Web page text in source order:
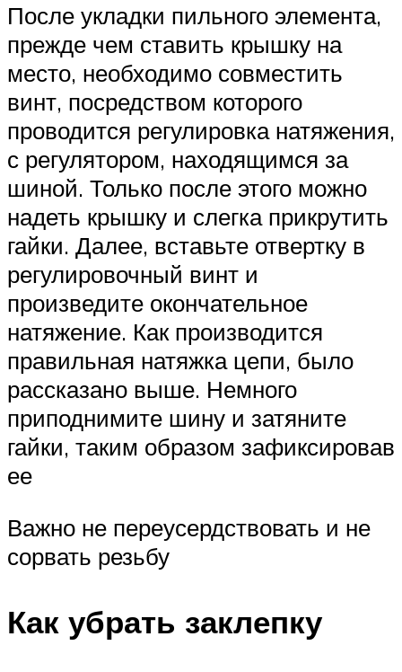
После укладки пильного элемента,
прежде чем ставить крышку на
место, необходимо совместить
винт, посредством которого
проводится регулировка натяжения,
с регулятором, находящимся за
шиной. Только после этого можно
надеть крышку и слегка прикрутить
гайки. Далее, вставьте отвертку в
регулировочный винт и
произведите окончательное
натяжение. Как производится
правильная натяжка цепи, было
рассказано выше. Немного
приподнимите шину и затяните
гайки, таким образом зафиксировав
ее
Важно не переусердствовать и не
сорвать резьбу
Как убрать заклепку